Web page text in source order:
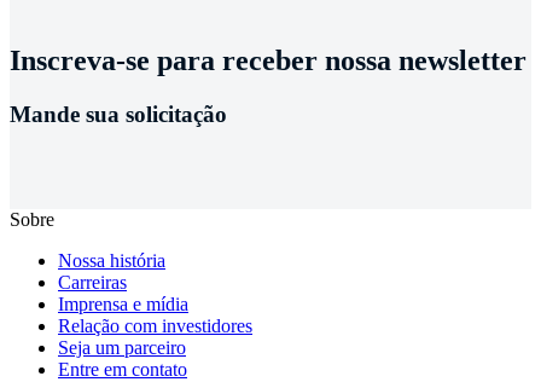
Inscreva-se para receber nossa newsletter
Mande sua solicitação
Sobre
Nossa história
Carreiras
Imprensa e mídia
Relação com investidores
Seja um parceiro
Entre em contato